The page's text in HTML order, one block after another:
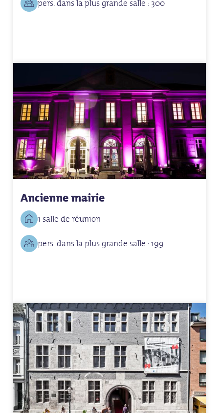
pers. dans la plus grande salle : 300
Ancienne mairie
1 salle de réunion
pers. dans la plus grande salle : 199